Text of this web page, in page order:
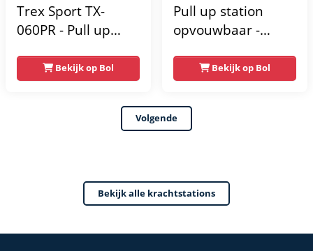
Trex Sport TX-
060PR - Pull up
Fitness - Pull up
rack -
Multifunctioneel -
Verstelbaar -
Krachttraining - Tot
Bekijk op Bol
Pull up station
opvouwbaar -
up rack - Pull up
bar - FPT165
Bekijk op Bol
Volgende
Bekijk alle krachtstations